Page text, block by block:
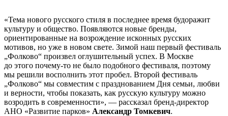
«Тема нового русского стиля в последнее время будоражит
культуру и общество. Появляются новые бренды,
ориентированные на возрождение исконных русских
мотивов, но уже в новом свете. Зимой наш первый фестиваль
„Фолково“ произвел оглушительный успех. В Москве
до этого почему-то не было подобного фестиваля, поэтому
мы решили восполнить этот пробел. Второй фестиваль
„Фолково“ мы совместим с празднованием Дня семьи, любви
и верности, чтобы показать, как русскую культуру можно
возродить в современности», — рассказал бренд-директор
АНО «Развитие парков» Александр Томкевич.